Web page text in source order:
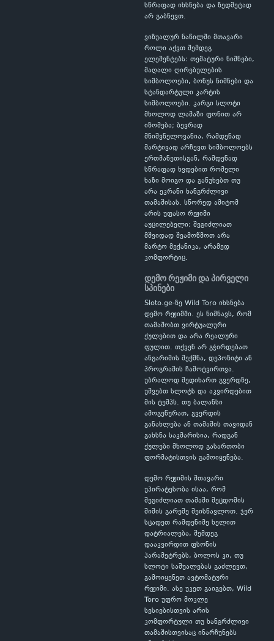
სწრაფად იხსნება და ზედმეტად
არ გაბნევთ.
ვიზუალურ ნაწილში მთავარი
როლი აქვთ შემდეგ
ელემენტებს: თემატური ნიშნები,
მაღალი ღირებულების
სიმბოლოები, ბონუს ნიშნები და
სტანდარტული კარტის
სიმბოლოები. კარგი სლოტი
მხოლოდ ლამაზი ფონით არ
იზომება; ბევრად
მნიშვნელოვანია, რამდენად
მარტივად არჩევთ სიმბოლოებს
ერთმანეთისგან, რამდენად
სწრაფად ხვდებით რომელი
ხაზი მოიგო და გაწუხებთ თუ
არა ეკრანი ხანგრძლივი
თამაშისას. სწორედ ამიტომ
არის უფასო რეჟიმი
აუცილებელი: შეგიძლიათ
მშვიდად შეამოწმოთ არა
მარტო მექანიკა, არამედ
კომფორტიც.
დემო რეჟიმი და პირველი
სპინები
Sloto.ge-ზე Wild Toro იხსნება
დემო რეჟიმში. ეს ნიშნავს, რომ
თამაშობთ ვირტუალური
ქულებით და არა რეალური
ფულით. თქვენ არ გჭირდებათ
ანგარიშის შექმნა, დეპოზიტი ან
პროგრამის ჩამოტვირთვა.
უბრალოდ შედიხართ გვერდზე,
უშვებთ სლოტს და აკვირდებით
მის ტემპს. თუ ბალანსი
ამოგეწურათ, გვერდის
განახლება ან თამაშის თავიდან
გახსნა საკმარისია, რადგან
ქულები მხოლოდ გასართობი
ფორმატისთვის გამოიყენება.
დემო რეჟიმის მთავარი
უპირატესობა ისაა, რომ
შეგიძლიათ თამაში შეცდომის
შიშის გარეშე შეისწავლოთ. ჯერ
სცადეთ რამდენიმე ხელით
დატრიალება, შემდეგ
დააკვირდით ფსონის
პარამეტრებს, ბოლოს კი, თუ
სლოტი საშუალებას გაძლევთ,
გამოიყენეთ ავტომატური
რეჟიმი. ასე უკეთ გაიგებთ, Wild
Toro უფრო მოკლე
სესიებისთვის არის
კომფორტული თუ ხანგრძლივი
თამაშისთვისაც ინარჩუნებს